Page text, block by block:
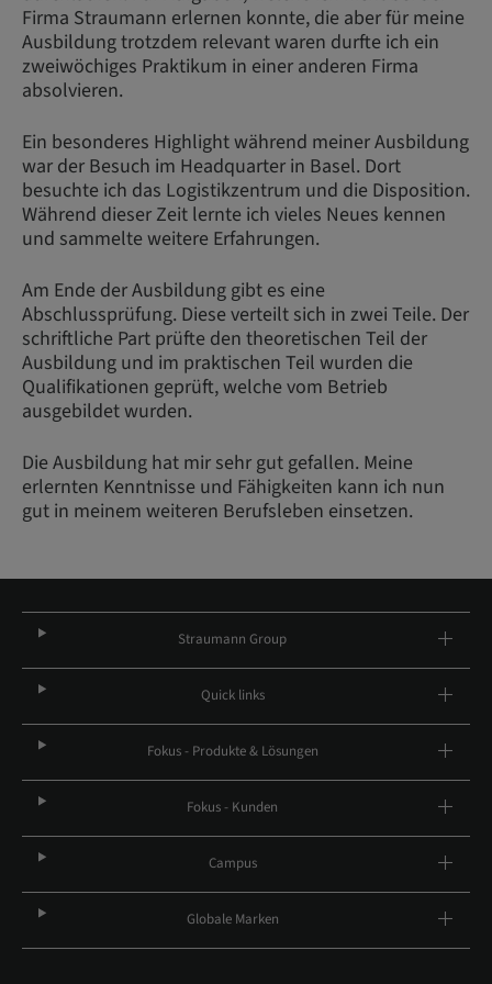
Firma Straumann erlernen konnte, die aber für meine
Ausbildung trotzdem relevant waren durfte ich ein
zweiwöchiges Praktikum in einer anderen Firma
absolvieren.
Ein besonderes Highlight während meiner Ausbildung
war der Besuch im Headquarter in Basel. Dort
besuchte ich das Logistikzentrum und die Disposition.
Während dieser Zeit lernte ich vieles Neues kennen
und sammelte weitere Erfahrungen.
Am Ende der Ausbildung gibt es eine
Abschlussprüfung. Diese verteilt sich in zwei Teile. Der
schriftliche Part prüfte den theoretischen Teil der
Ausbildung und im praktischen Teil wurden die
Qualifikationen geprüft, welche vom Betrieb
ausgebildet wurden.
Die Ausbildung hat mir sehr gut gefallen. Meine
erlernten Kenntnisse und Fähigkeiten kann ich nun
gut in meinem weiteren Berufsleben einsetzen.
Straumann Group
Quick links
Fokus - Produkte & Lösungen
Fokus - Kunden
Campus
Globale Marken